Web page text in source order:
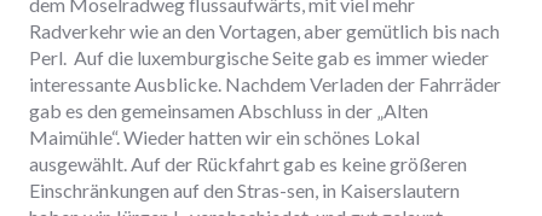
Radverkehr wie an den Vortagen, aber gemütlich bis nach
Perl. Auf die luxemburgische Seite gab es immer wieder
interessante Ausblicke. Nachdem Verladen der Fahrräder
gab es den gemeinsamen Abschluss in der „Alten
Maimühle“. Wieder hatten wir ein schönes Lokal
ausgewählt. Auf der Rückfahrt gab es keine größeren
Einschränkungen auf den Stras-sen, in Kaiserslautern